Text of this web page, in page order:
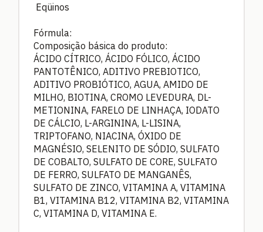
Eqüinos
Fórmula:
Composição básica do produto:
ÁCIDO CÍTRICO, ÁCIDO FÓLICO, ÁCIDO
PANTOTÊNICO, ADITIVO PREBIOTICO,
ADITIVO PROBIÓTICO, AGUA, AMIDO DE
MILHO, BIOTINA, CROMO LEVEDURA, DL-
METIONINA, FARELO DE LINHAÇA, IODATO
DE CÁLCIO, L-ARGININA, L-LISINA,
TRIPTOFANO, NIACINA, ÓXIDO DE
MAGNÉSIO, SELENITO DE SÓDIO, SULFATO
DE COBALTO, SULFATO DE CORE, SULFATO
DE FERRO, SULFATO DE MANGANÊS,
SULFATO DE ZINCO, VITAMINA A, VITAMINA
B1, VITAMINA B12, VITAMINA B2, VITAMINA
C, VITAMINA D, VITAMINA E.